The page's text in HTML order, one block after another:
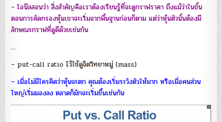
– โอนีลสอนว่า สิ่งสำคัญคือเราต้องเรียนรู้ที่จะดูกราฟราคา ถึงแม้ว่าในขั้น
ตอนการคัดกรองหุ้นเขาจะเริ่มจากพื้นฐานก่อนก็ตาม แต่ว่าหุ้นตัวนั้นต้องมี
ลักษณะกราฟที่ดูดีด้วยเช่นกัน
…
– put-call ratio ไว้ใช้ดูจิตวิทยาหมู่ (mass)
– เมื่อไม่มีใครคิดว่าหุ้นจะตก คุณต้องเริ่มระวังตัวให้มาก หรือเมื่อคนส่วน
ใหญ่เริ่มมองลง ตลาดก็มักจะเริ่มขึ้นเช่นกัน